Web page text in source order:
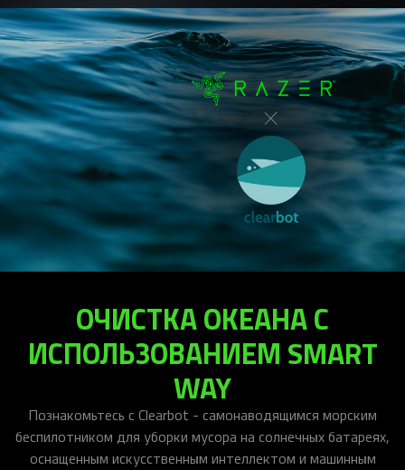
ОЧИСТКА ОКЕАНА С
ИСПОЛЬЗОВАНИЕМ SMART
WAY
Познакомьтесь с Clearbot - самонаводящимся морским
беспилотником для уборки мусора на солнечных батареях,
оснащенным искусственным интеллектом и машинным